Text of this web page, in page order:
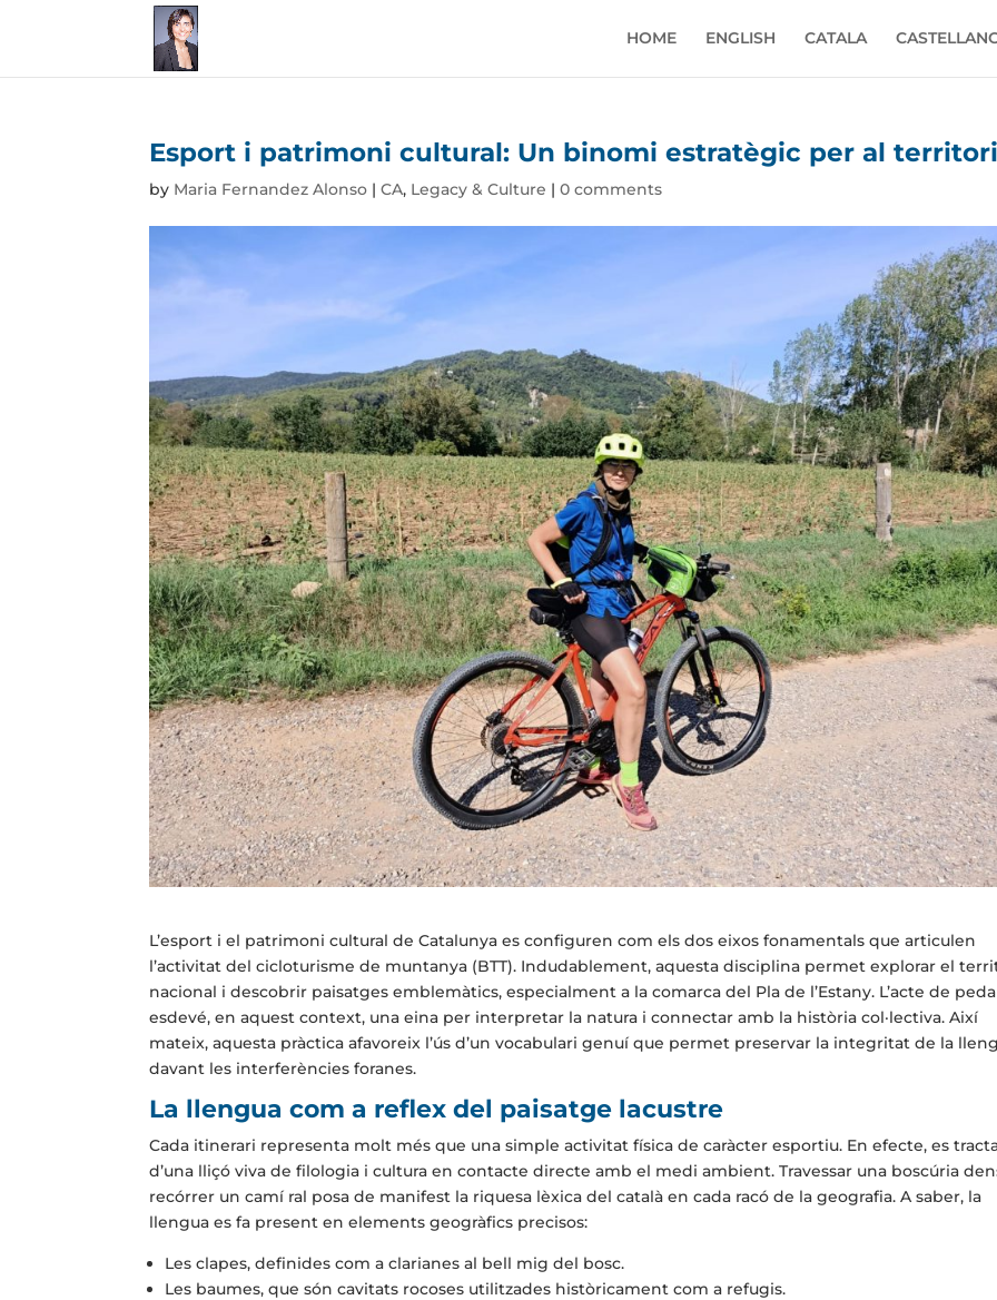
HOME ENGLISH CATALA
Esport i patrimoni cultural: Un binomi estratègic per al
by Maria Fernandez Alonso |CA, Legacy & Culture |0 comments
L’esport i el patrimoni cultural de Catalunya es configuren com els dos eixos fonamentals que articulen
l’activitat del cicloturisme de muntanya (BTT). Indudablement, aquesta disciplina permet explorar el
nacional i descobrir paisatges emblemàtics, especialment a la comarca del Pla de l’Estany. L’acte de
esdevé, en aquest context, una eina per interpretar la natura i connectar amb la història col·lectiva. Així
mateix, aquesta pràctica afavoreix l’ús d’un vocabulari genuí que permet preservar la integritat de la
davant les interferències foranes.
La llengua com a reflex del paisatge lacustre
Cada itinerari representa molt més que una simple activitat física de caràcter esportiu. En efecte, es
d’una lliçó viva de filologia i cultura en contacte directe amb el medi ambient. Travessar una boscúria
recórrer un camí ral posa de manifest la riquesa lèxica del català en cada racó de la geografia. A saber, la
llengua es fa present en elements geogràfics precisos:
Les clapes, definides com a clarianes al bell mig del bosc.
Les baumes, que són cavitats rocoses utilitzades històricament com a refugis.